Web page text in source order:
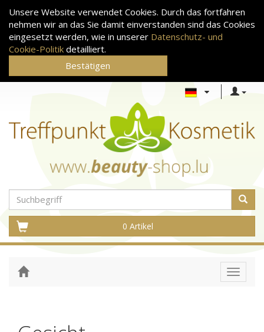
Unsere Website verwendet Cookies. Durch das fortfahren
nehmen wir an das Sie damit einverstanden sind das Cookies
eingesetzt werden, wie in unserer Datenschutz- und
Cookie-Politik detailliert.
Bestätigen
0 Artikel
Toggle